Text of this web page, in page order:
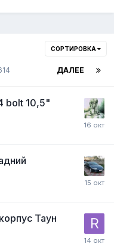
СОРТИРОВКА
ДАЛЕЕ
bolt 10,5"
Таун